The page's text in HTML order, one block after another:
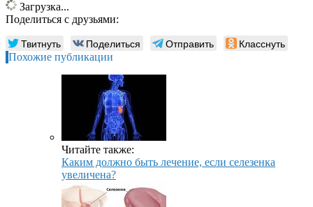
Загрузка...
Поделиться с друзьями:
Твитнуть Поделиться Отправить Класснуть
Похожие публикации
Читайте также:
Каким должно быть лечение, если селезенка
увеличена?